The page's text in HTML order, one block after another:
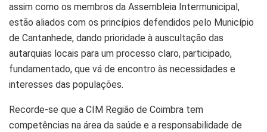
assim como os membros da Assembleia Intermunicipal,
estão aliados com os princípios defendidos pelo Município
de Cantanhede, dando prioridade à auscultação das
autarquias locais para um processo claro, participado,
fundamentado, que vá de encontro às necessidades e
interesses das populações.
Recorde-se que a CIM Região de Coimbra tem
competências na área da saúde e a responsabilidade de